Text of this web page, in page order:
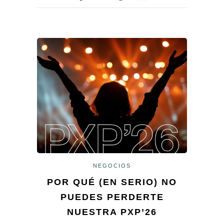
NEGOCIOS
POR QUÉ (EN SERIO) NO
PUEDES PERDERTE
NUESTRA PXP’26